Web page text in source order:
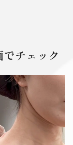
チェック